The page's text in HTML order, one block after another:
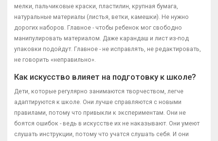
мелки, пальчиковые краски, пластилин, крупная бумага,
натуральные материалы (листья, ветки, камешки). Не нужно
дорогих наборов. Главное - чтобы ребенок мог свободно
манипулировать материалом. Даже карандаш и лист из-под
упаковки подойдут. Главное - не исправлять, не редактировать,
не говорить «неправильно».
Как искусство влияет на подготовку к школе?
Дети, которые регулярно занимаются творчеством, легче
адаптируются к школе. Они лучше справляются с новыми
правилами, потому что привыкли к экспериментам. Они не
боятся ошибок - ведь в искусстве их не наказывают. Они умеют
слушать инструкции, потому что учатся слушать себя. И они